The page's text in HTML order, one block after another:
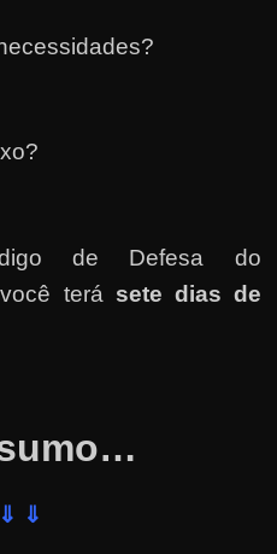
de Defesa do
terá sete dias de
⇓